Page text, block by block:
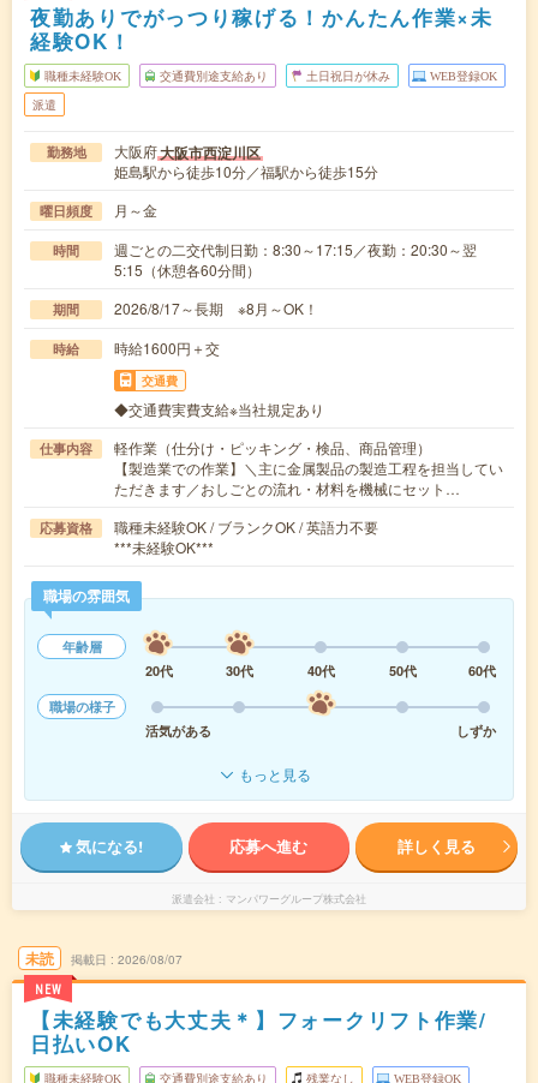
夜勤ありでがっつり稼げる！かんたん作業×未
経験OK！
職種未経験OK 交通費別途支給あり 土日祝日が休み WEB登録OK
派遣
勤務地 大阪府大阪市西淀川区
姫島駅から徒歩10分／福駅から徒歩15分
曜日頻度 月～金
時間
週ごとの二交代制日勤：8:30～17:15／夜勤：20:30～翌
5:15（休憩各60分間）
期間 2026/8/17～長期 ※8月～OK！
時給 時給1600円＋交
交通費
◆交通費実費支給※当社規定あり
仕事内容
軽作業（仕分け・ピッキング・検品、商品管理）
【製造業での作業】＼主に金属製品の製造工程を担当してい
ただきます／おしごとの流れ・材料を機械にセット…
応募資格
職種未経験OK / ブランクOK / 英語力不要
***未経験OK***
職場の雰囲気
年齢層
20代
30代 40代 50代
60代
職場の様子
活気がある
しずか
もっと見る
気になる! 応募へ進む 詳しく見る
派遣会社 マンパワーグループ株式会社
未読
NEW
掲載日 2026/08/07
【未経験でも大丈夫＊】フォークリフト作業/
日払いOK
職種未経験OK 交通費別途支給あり 残業なし WEB登録OK